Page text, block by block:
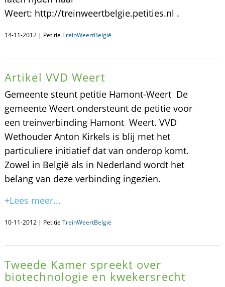
Weert: http://treinweertbelgie.petities.nl .
14-11-2012 | Petitie TreinWeertBelgië
Artikel VVD Weert
Gemeente steunt petitie Hamont-Weert De
gemeente Weert ondersteunt de petitie voor
een treinverbinding Hamont  Weert. VVD
Wethouder Anton Kirkels is blij met het
particuliere initiatief dat van onderop komt.
Zowel in België als in Nederland wordt het
belang van deze verbinding ingezien.
+Lees meer...
10-11-2012 | Petitie TreinWeertBelgië
Tweede Kamer spreekt over
biotechnologie en kwekersrecht